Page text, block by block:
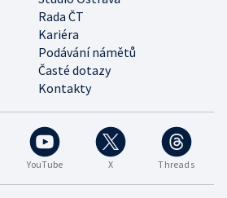
YouTube X Threads
Rada ČT
Kariéra
Podávání námětů
Časté dotazy
Kontakty